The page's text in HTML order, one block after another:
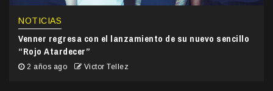
NOTICIAS
Venner regresa con el lanzamiento de su nuevo sencillo
“Rojo Atardecer”
2 años ago Victor Tellez